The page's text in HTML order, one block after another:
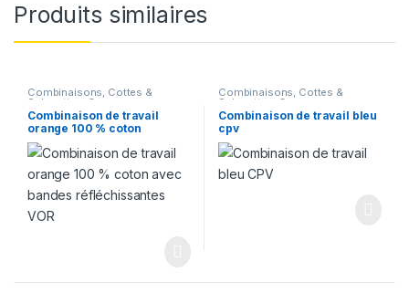
Produits similaires
Combinaisons, Cottes &
Salopettes Corps
Combinaison de travail
orange 100 % coton
Combinaisons, Cottes &
Salopettes Corps
Combinaison de travail bleu
cpv